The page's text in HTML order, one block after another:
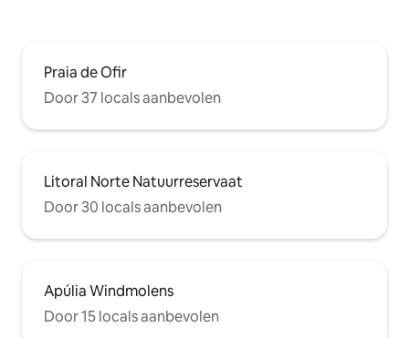
Praia de Ofir
Door 37 locals aanbevolen
Litoral Norte Natuurreservaat
Door 30 locals aanbevolen
Apúlia Windmolens
Door 15 locals aanbevolen